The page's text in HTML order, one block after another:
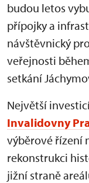
budou letos
přípojky a
návštěvnický
veřejnosti
setkání
Největší
Invalidovny
výběrové řízení
rekonstrukci
jižní straně